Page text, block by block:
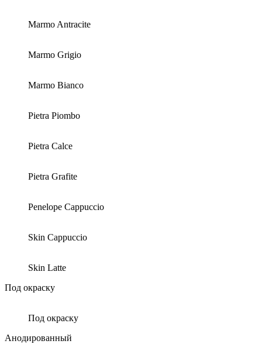
Marmo Antracite
Marmo Grigio
Marmo Bianco
Pietra Piombo
Pietra Calce
Pietra Grafite
Penelope Cappuccio
Skin Cappuccio
Skin Latte
Под окраску
Под окраску
Анодированный